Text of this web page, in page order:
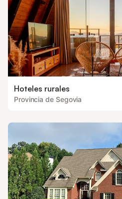
Hoteles rurales
Provincia de Segovia